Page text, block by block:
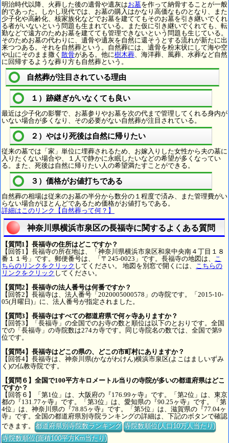
明治時代以降、火葬した後の遺骨や遺灰はお墓を作って納骨することが一般
的であった。しかし現代では、お墓の購入はかなり高価なものとなり、また
少子化や高齢化、核家族化などでお墓を建ててもそのお墓を引き継いでくれ
る者がいないという問題も生まれている。また仮に引き継いでくれても、転
勤などで遠方のためお墓を建てても管理できないという問題も生じている。
そのためお墓の代わりに、遺骨や遺灰を自然に還そうとする流れが新たに出
来つつある。それを自然葬という。自然葬には、遺骨を粉末状にして海や空
や山にそのまま撒く 散骨がある。他に樹木葬、海洋葬、風葬、水葬など自然
に回帰するような葬り方も自然葬という。
自然葬が注目されている理由
１）跡継ぎがいなくても良い
最近は少子化の影響で、お墓参りやお墓を次の代まで管理してくれる身内が
いない場合が多くなり、その必要がない自然葬が注目されている。
２）やはり死後は自然に帰りたい
従来の墓では「家」単位に埋葬されるため、お嫁入りした女性から夫の墓に
入りたくない場合や、１人で静かに永眠したいなどの希望が多くなってい
る。また、死後は自然に帰りたい人の希望満たすことができる。
３）価格がお値打ちである
自然葬の相場は従来のお墓の半分から数分の１程度で済み、また管理費がい
らない場合がほとんどであるため価格がお値打ちである。
詳細はこのリンク【自然葬って何？】
神奈川県横浜市泉区の長福寺に関するよくある質問
【質問1】長福寺の住所はどこですか？
【回答1】長福寺の所在地は、「神奈川県横浜市泉区和泉中央南４丁目１８
番１１号」です。郵便番号は、「〒245-0023」です。長福寺の地図は、 こ
ちらのリンクをクリック してください。 地図を別窓で開くには、 こちらの
リンクをクリック してください。
【質問2】長福寺の法人番号は何番ですか？
【回答2】長福寺は、法人番号「2020005000578」の寺院です。「2015-10-
05(月曜日)」に、法人番号が指定されました。
【質問3】長福寺はすべての都道府県で何ヶ寺ありますか？
【回答3】「長福寺」の全国でのお寺の数と順位は以下のとおりです。全国
での「長福寺」の寺院数は274カ寺です。同じ寺院名の数では、全国で第9
位です。
【質問4】長福寺はどこの県の、どこの市町村にありますか？
【回答4】長福寺は、神奈川県(かながわけん)横浜市泉区(よこはましいずみ
く)の仏教寺院です。
【質問６】全国で100平方キロメートル当りの寺院が多いの都道府県はどこ
ですか？
【回答６】「第1位」は、大阪府の『176.99ヶ寺』です。「第2位」は、東京
都の『131.77ヶ寺』です。「第3位」は、愛知県の『90.25ヶ寺』です。「第
4位」は、神奈川県の『78.85ヶ寺』です。「第5位」は、滋賀県の『77.04ヶ
寺』です。全国の都道府県別寺院ランキングの詳細は、下記のボタンで確認
できます。都道府県別寺院数ランキング 寺院数順位(人口10万人当たり)
寺院数順位(面積100平方Km当たり)